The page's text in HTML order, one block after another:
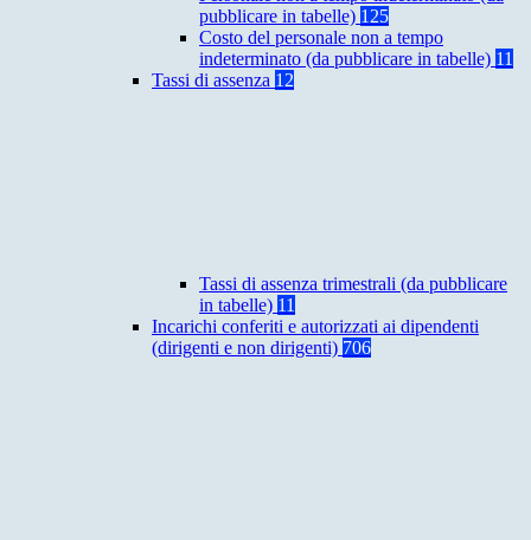
pubblicare in tabelle) 125
Costo del personale non a tempo
indeterminato (da pubblicare in tabelle) 11
Tassi di assenza 12
Tassi di assenza trimestrali (da pubblicare
in tabelle) 11
Incarichi conferiti e autorizzati ai dipendenti
(dirigenti e non dirigenti) 706